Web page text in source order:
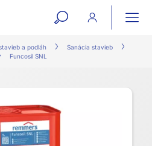
open
search
a podláh
Sanácia stavieb
Funcosil SNL